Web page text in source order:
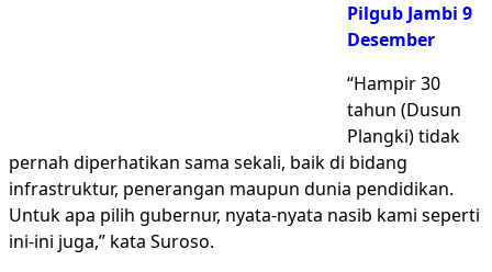
Pilgub Jambi 9
Desember
“Hampir 30
tahun (Dusun
Plangki) tidak
pernah diperhatikan sama sekali, baik di bidang
infrastruktur, penerangan maupun dunia pendidikan.
Untuk apa pilih gubernur, nyata-nyata nasib kami seperti
ini-ini juga,” kata Suroso.